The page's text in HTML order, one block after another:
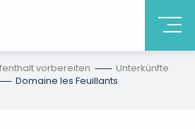
vorbereiten
Unterkünfte
Domaine les Feuillants